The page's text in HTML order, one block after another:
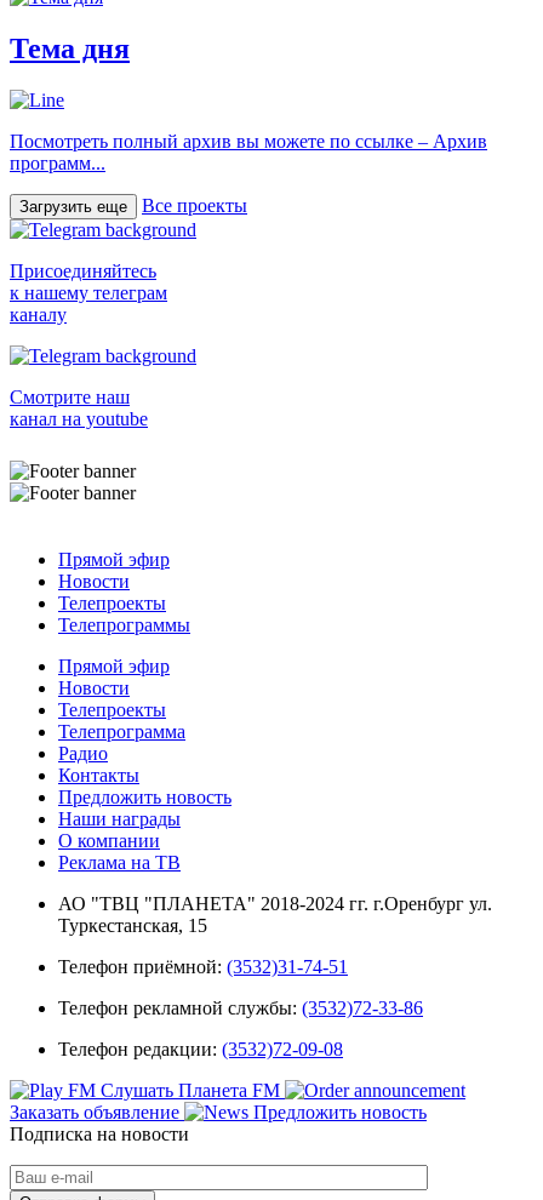
Тема дня
Посмотреть полный архив вы можете по ссылке – Архив
программ...
Загрузить еще Все проекты
Присоединяйтесь
к нашему телеграм
каналу
Смотрите наш
канал на youtube
Прямой эфир
Новости
Телепроекты
Телепрограммы
Прямой эфир
Новости
Телепроекты
Телепрограмма
Радио
Контакты
Предложить новость
Наши награды
О компании
Реклама на ТВ
АО "ТВЦ "ПЛАНЕТА" 2018-2024 гг. г.Оренбург ул.
Туркестанская, 15
Телефон приёмной: (3532)31-74-51
Телефон рекламной службы: (3532)72-33-86
Телефон редакции: (3532)72-09-08
Слушать Планета FM
Заказать объявление
Предложить новость
Подписка на новости